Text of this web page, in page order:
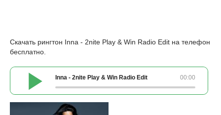
Скачать рингтон Inna - 2nite Play & Win Radio Edit на телефон
бесплатно.
00:00
Inna - 2nite Play & Win Radio Edit